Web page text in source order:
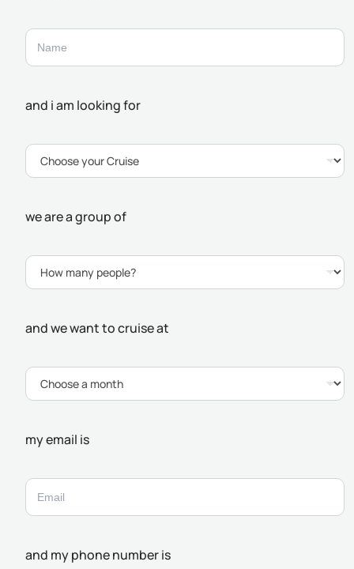
and i am looking for
we are a group of
and we want to cruise at
my email is
and my phone number is